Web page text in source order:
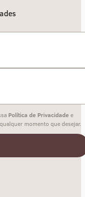
Política de Privacidade e
momento que desejar.